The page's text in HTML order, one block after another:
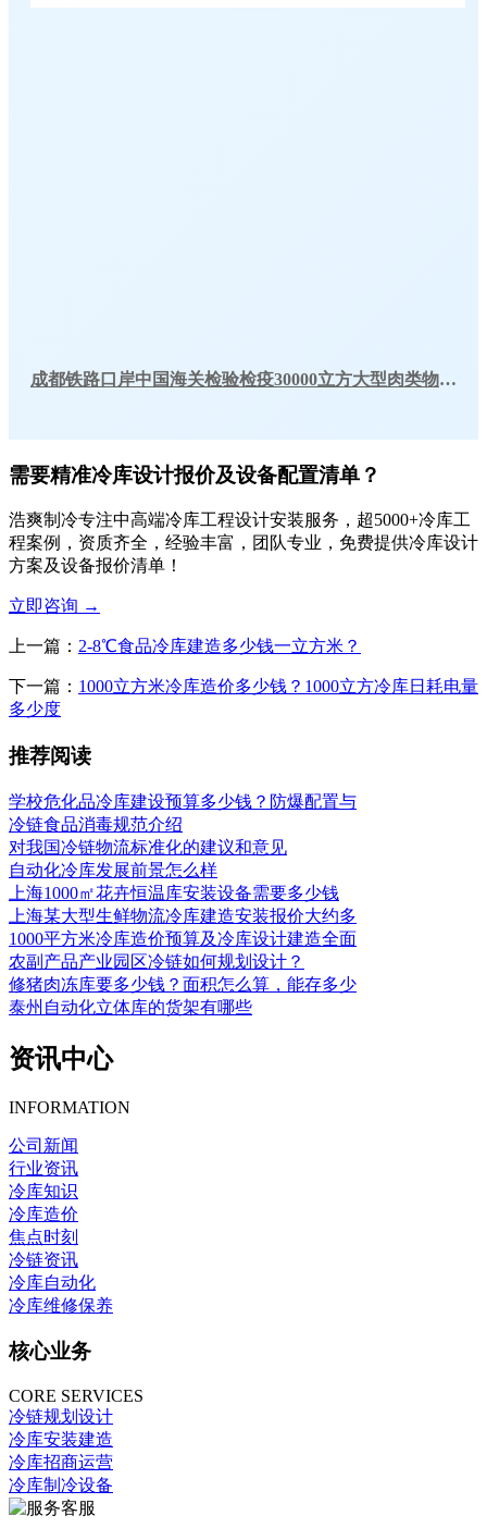
成都铁路口岸中国海关检验检疫30000立方大型肉类物流冷库工程案例
需要精准冷库设计报价及设备配置清单？
浩爽制冷专注中高端冷库工程设计安装服务，超5000+冷库工
程案例，资质齐全，经验丰富，团队专业，免费提供冷库设计
方案及设备报价清单！
立即咨询 →
上一篇： 2-8℃食品冷库建造多少钱一立方米？
下一篇： 1000立方米冷库造价多少钱？1000立方冷库日耗电量
多少度
推荐阅读
学校危化品冷库建设预算多少钱？防爆配置与
冷链食品消毒规范介绍
对我国冷链物流标准化的建议和意见
自动化冷库发展前景怎么样
上海1000㎡花卉恒温库安装设备需要多少钱
上海某大型生鲜物流冷库建造安装报价大约多
1000平方米冷库造价预算及冷库设计建造全面
农副产品产业园区冷链如何规划设计？
修猪肉冻库要多少钱？面积怎么算，能存多少
泰州自动化立体库的货架有哪些
资讯中心
INFORMATION
公司新闻
行业资讯
冷库知识
冷库造价
焦点时刻
冷链资讯
冷库自动化
冷库维修保养
核心业务
CORE SERVICES
冷链规划设计
冷库安装建造
冷库招商运营
冷库制冷设备